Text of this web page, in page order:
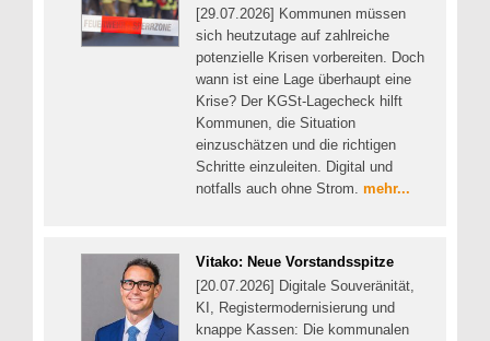
[29.07.2026] Kommunen müssen
sich heutzutage auf zahlreiche
potenzielle Krisen vorbereiten. Doch
wann ist eine Lage überhaupt eine
Krise? Der KGSt-Lagecheck hilft
Kommunen, die Situation
einzuschätzen und die richtigen
Schritte einzuleiten. Digital und
notfalls auch ohne Strom. mehr...
Vitako: Neue Vorstandsspitze
[20.07.2026] Digitale Souveränität,
KI, Registermodernisierung und
knappe Kassen: Die kommunalen